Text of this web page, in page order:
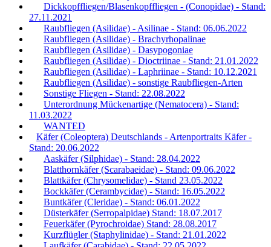
Dickkopffliegen/Blasenkopffliegen - (Conopidae) - Stand:
27.11.2021
Raubfliegen (Asilidae) - Asilinae - Stand: 06.06.2022
Raubfliegen (Asilidae) - Brachyrhopalinae
Raubfliegen (Asilidae) - Dasypogoniae
Raubfliegen (Asilidae) - Dioctriinae - Stand: 21.01.2022
Raubfliegen (Asilidae) - Laphriinae - Stand: 10.12.2021
Raubfliegen (Asilidae) - sonstige Raubfliegen-Arten
Sonstige Fliegen - Stand: 22.08.2022
Unterordnung Mückenartige (Nematocera) - Stand:
11.03.2022
WANTED
Käfer (Coleoptera) Deutschlands - Artenportraits Käfer -
Stand: 20.06.2022
Aaskäfer (Silphidae) - Stand: 28.04.2022
Blatthornkäfer (Scarabaeidae) - Stand: 09.06.2022
Blattkäfer (Chrysomelidae) - Stand 23.05.2022
Bockkäfer (Cerambycidae) - Stand: 16.05.2022
Buntkäfer (Cleridae) - Stand: 06.01.2022
Düsterkäfer (Serropalpidae) Stand: 18.07.2017
Feuerkäfer (Pyrochroidae) Stand: 28.08.2017
Kurzflügler (Staphylinidae) - Stand: 21.01.2022